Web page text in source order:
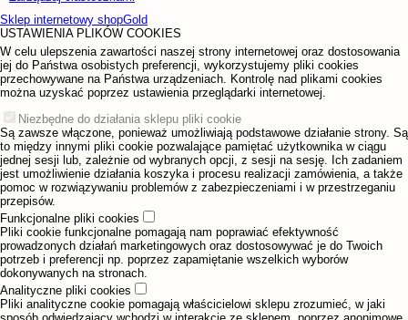
Sklep internetowy shopGold
USTAWIENIA PLIKÓW COOKIES
W celu ulepszenia zawartości naszej strony internetowej oraz dostosowania
jej do Państwa osobistych preferencji, wykorzystujemy pliki cookies
przechowywane na Państwa urządzeniach. Kontrolę nad plikami cookies
można uzyskać poprzez ustawienia przeglądarki internetowej.
Niezbędne do działania sklepu pliki cookie
Są zawsze włączone, ponieważ umożliwiają podstawowe działanie strony. Są
to między innymi pliki cookie pozwalające pamiętać użytkownika w ciągu
jednej sesji lub, zależnie od wybranych opcji, z sesji na sesję. Ich zadaniem
jest umożliwienie działania koszyka i procesu realizacji zamówienia, a także
pomoc w rozwiązywaniu problemów z zabezpieczeniami i w przestrzeganiu
przepisów.
Funkcjonalne pliki cookies
Pliki cookie funkcjonalne pomagają nam poprawiać efektywność
prowadzonych działań marketingowych oraz dostosowywać je do Twoich
potrzeb i preferencji np. poprzez zapamiętanie wszelkich wyborów
dokonywanych na stronach.
Analityczne pliki cookies
Pliki analityczne cookie pomagają właścicielowi sklepu zrozumieć, w jaki